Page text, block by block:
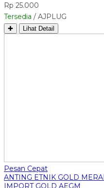
Rp 25.000
Tersedia / AJPLUG
✚ Lihat Detail
Pesan Cepat
ANTING ETNIK GOLD
IMPORT GOLD AEGM